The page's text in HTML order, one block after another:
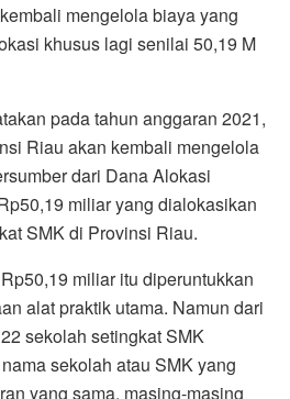
mengelola biaya yang
khusus lagi senilai 50,19 M
pada tahun anggaran 2021,
Riau akan kembali mengelola
dari Dana Alokasi
miliar yang dialokasikan
SMK di Provinsi Riau.
miliar itu diperuntukkan
alat praktik utama. Namun dari
sekolah setingkat SMK
sekolah atau SMK yang
yang sama, masing-masing